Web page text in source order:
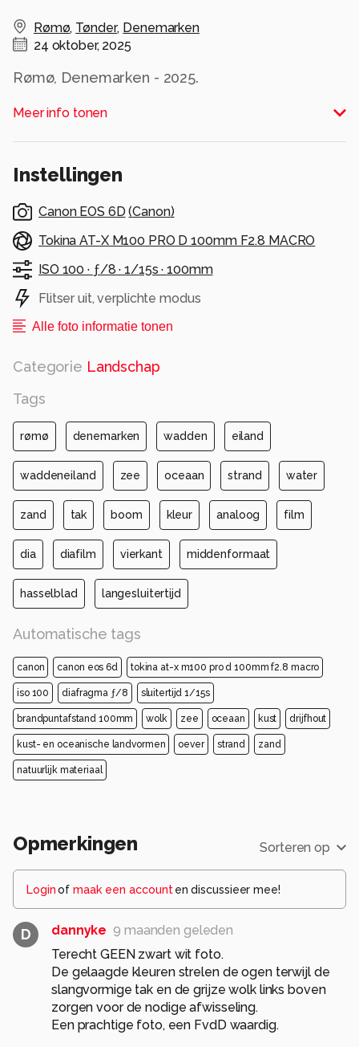
Rømø, Tønder, Denemarken
24 oktober, 2025
Rømø, Denemarken - 2025.
Hasselblad 500C + Distagon f/4 50mm, Fuji
Provia 100F diafilm.
Alle rechten voorbehouden
Meer info tonen
Instellingen
Canon EOS 6D (Canon)
Tokina AT-X M100 PRO D 100mm F2.8 MACRO
ISO 100 · ƒ/8 ·1/15s ·100mm
Flitser uit, verplichte modus
Alle foto informatie tonen
Categorie Landschap
Tags
rømø denemarken wadden eiland
waddeneiland zee oceaan strand water
zand tak boom kleur analoog film
dia diafilm vierkant middenformaat
hasselblad langesluitertijd
Automatische tags
canon canon eos 6d tokina at-x m100 pro d 100mm f2.8 macro
iso 100 diafragma ƒ/8 sluitertijd 1/15s
brandpuntafstand 100mm wolk zee oceaan kust drijfhout
kust- en oceanische landvormen oever strand zand
natuurlijk materiaal
Opmerkingen Sorteren op
Loginof maak een account en discussieer mee!
D dannyke 9 maanden geleden
Terecht GEEN zwart wit foto.
De gelaagde kleuren strelen de ogen terwijl de
slangvormige tak en de grijze wolk links boven
zorgen voor de nodige afwisseling.
Een prachtige foto, een FvdD waardig.